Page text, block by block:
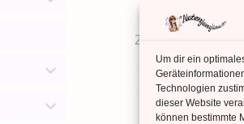
Um dir ein
Technologien
dieser Website
können bestimmte
Zusätzliche
ANZAHL
ANZAHL SEITEN